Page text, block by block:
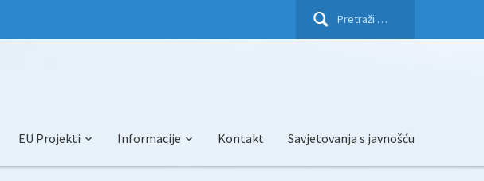
Pretraži:
EU Projekti Informacije Kontakt Savjetovanja s javnošću